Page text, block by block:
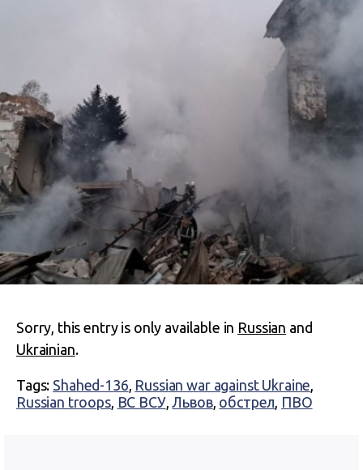
Sorry, this entry is only available in Russian and
Ukrainian.
Tags: Shahed-136, Russian war against Ukraine,
Russian troops, ВС ВСУ,Львов, обстрел, ПВО